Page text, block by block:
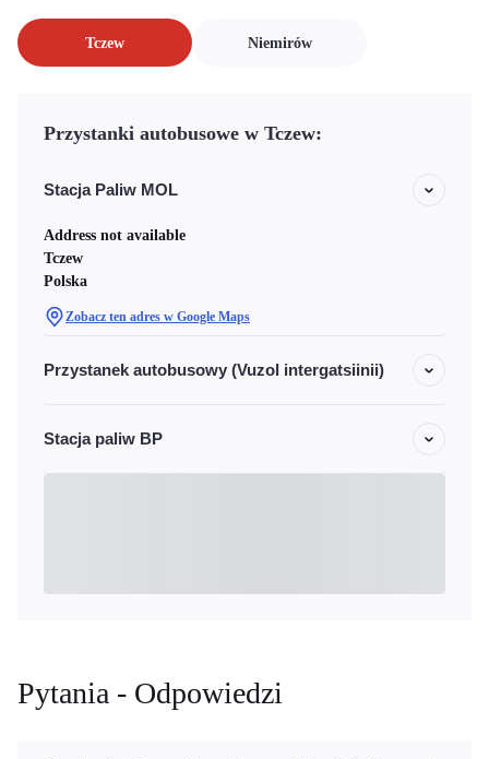
Tczew Niemirów
Przystanki autobusowe w Tczew:
Stacja Paliw MOL
Address not available
Tczew
Polska
Zobacz ten adres w Google Maps
Przystanek autobusowy (Vuzol intergatsiinii)
Stacja paliw BP
Pytania - Odpowiedzi